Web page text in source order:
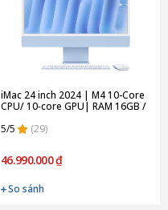
iMac 24 inch 2024 | M4 10-Core
CPU/ 10‑core GPU| RAM 16GB /
5/5
(29)
46.990.000 ₫
So sánh